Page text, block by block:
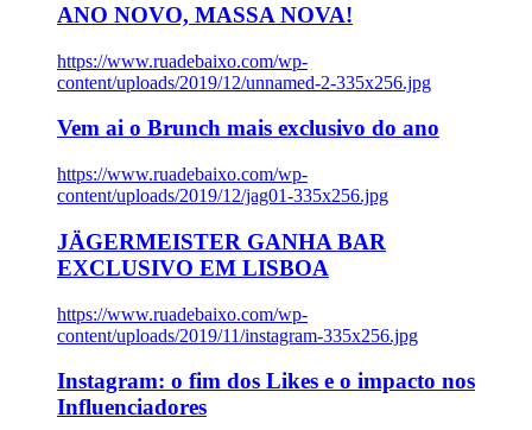
ANO NOVO, MASSA NOVA!
https://www.ruadebaixo.com/wp-
content/uploads/2019/12/unnamed-2-335x256.jpg
Vem ai o Brunch mais exclusivo do ano
https://www.ruadebaixo.com/wp-
content/uploads/2019/12/jag01-335x256.jpg
JÄGERMEISTER GANHA BAR
EXCLUSIVO EM LISBOA
https://www.ruadebaixo.com/wp-
content/uploads/2019/11/instagram-335x256.jpg
Instagram: o fim dos Likes e o impacto nos
Influenciadores